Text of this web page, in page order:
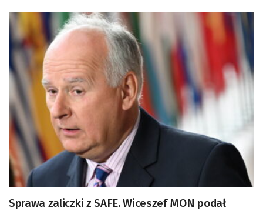
Sprawa zaliczki z SAFE. Wiceszef MON podał